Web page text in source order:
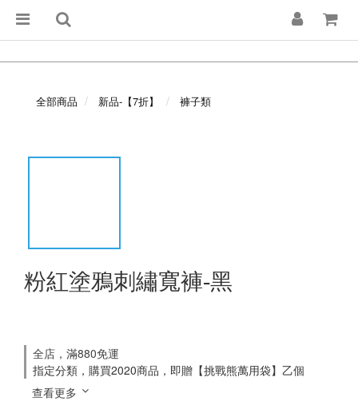
全部商品 新品-【7折】 褲子類
粉紅塗鴉刺繡寬褲-黑
全店，滿880免運
指定分類，購買2020商品，即贈【挑戰熊萬用袋】乙個
查看更多